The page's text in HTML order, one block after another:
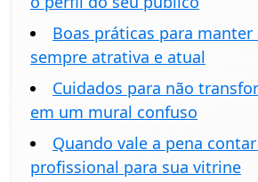
Boas práticas para
sempre atrativa e atual
Cuidados para não
em um mural confuso
Quando vale a pena
profissional para sua vitrine